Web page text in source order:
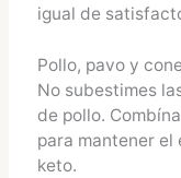
igual de
Pollo, pavo y
No subestimes
de pollo.
para mantener
keto.